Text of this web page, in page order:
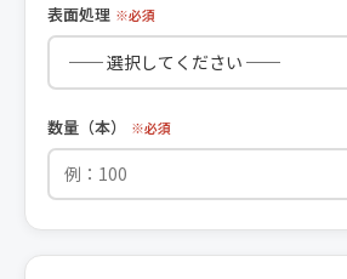
表面処理 ※必須
数量（本） ※必須